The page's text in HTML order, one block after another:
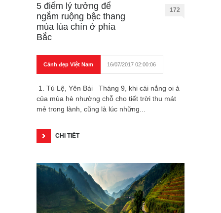
5 điểm lý tưởng để
ngắm ruộng bậc thang
mùa lúa chín ở phía
Bắc
172
Cảnh đẹp Việt Nam 16/07/2017 02:00:06
1. Tú Lệ, Yên Bái Tháng 9, khi cái nắng oi ả
của mùa hè nhường chỗ cho tiết trời thu mát
mẻ trong lành, cũng là lúc những...
CHI TIẾT